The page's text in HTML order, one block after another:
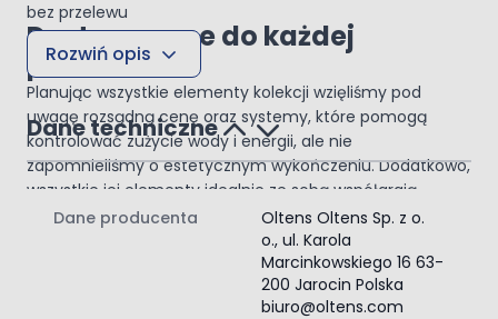
bez przelewu
Dostosowane do każdej
przestrzeni
Planując wszystkie elementy kolekcji wzięliśmy pod
uwagę rozsądną cenę oraz systemy, które pomogą
kontrolować zużycie wody i energii, ale nie
zapomnieliśmy o estetycznym wykończeniu. Dodatkowo,
wszystkie jej elementy idealnie ze sobą współgrają.
Szerokie, uniwersalne
Najlepiej połączyć ją z chromowanym korkiem
umywalkowym typu klik-klak (bez przelewu) serii Rovde
Rozwiń opis
Dane techniczne
Dane producenta
Oltens Oltens Sp. z o.
o., ul. Karola
Marcinkowskiego 16 63-
200 Jarocin Polska
biuro@oltens.com